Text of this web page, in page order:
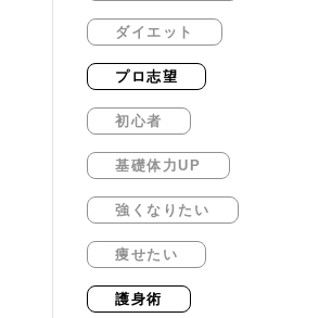
ダイエット
プロ志望
初心者
基礎体力UP
強くなりたい
痩せたい
護身術